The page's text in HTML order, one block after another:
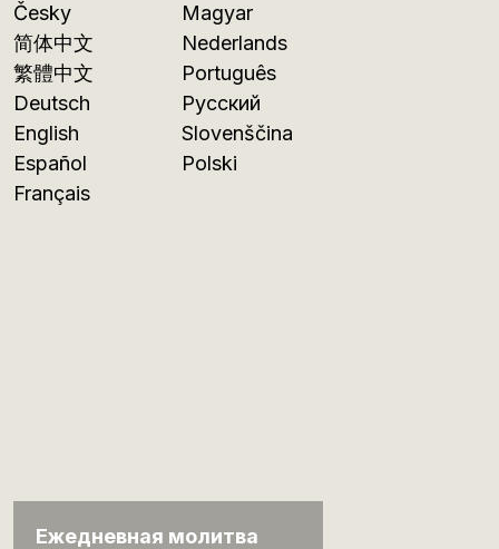
Česky
简体中文
繁體中文
Deutsch
English
Español
Français
Magyar
Nederlands
Português
Русский
Slovenščina
Polski
Ежедневная молитва